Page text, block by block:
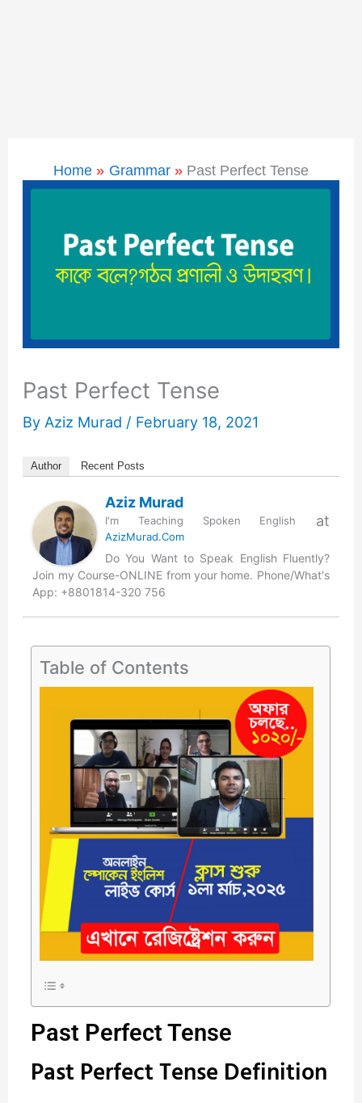
Home Grammar Past Perfect Tense
Past Perfect Tense
By Aziz Murad / February 18, 2021
Author Recent Posts
Aziz Murad
I'm Teaching Spoken English at
AzizMurad.Com
Do You Want to Speak English Fluently?
Join my Course-ONLINE from your home. Phone/What's
App: +8801814-320 756
Table of Contents
Past Perfect Tense
Past Perfect Tense Definition